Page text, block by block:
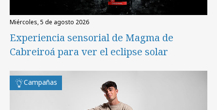
miércoles, 5 de agosto 2026
Experiencia sensorial de Magma de
Cabreiroá para ver el eclipse solar
Campañas